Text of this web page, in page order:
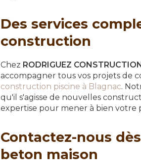
Des services
construction
Chez RODRIGUEZ
accompagner tous vos projets de
construction piscine à Blagnac.
qu'il s'agisse de nouvelles
expertise pour mener à bien votre
Contactez-nous
beton maison